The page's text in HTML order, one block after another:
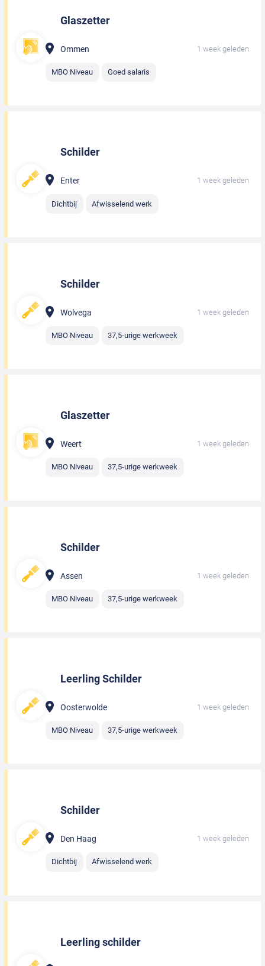
Glaszetter
Ommen 1 week geleden
MBO Niveau Goed salaris
Schilder
Enter 1 week geleden
Dichtbij Afwisselend werk
Schilder
Wolvega 1 week geleden
MBO Niveau 37,5-urige werkweek
Glaszetter
Weert 1 week geleden
MBO Niveau 37,5-urige werkweek
Schilder
Assen 1 week geleden
MBO Niveau 37,5-urige werkweek
Leerling Schilder
Oosterwolde 1 week geleden
MBO Niveau 37,5-urige werkweek
Schilder
Den Haag 1 week geleden
Dichtbij Afwisselend werk
Leerling schilder